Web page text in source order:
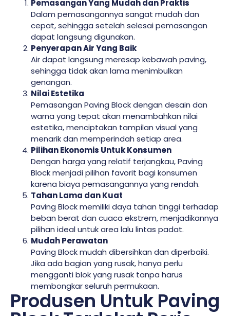
Pemasangan Yang Mudah dan Praktis
Dalam pemasangannya sangat mudah dan
cepat, sehingga setelah selesai pemasangan
dapat langsung digunakan.
Penyerapan Air Yang Baik
Air dapat langsung meresap kebawah paving,
sehingga tidak akan lama menimbulkan
genangan.
Nilai Estetika
Pemasangan Paving Block dengan desain dan
warna yang tepat akan menambahkan nilai
estetika, menciptakan tampilan visual yang
menarik dan memperindah setiap area.
Pilihan Ekonomis Untuk Konsumen
Dengan harga yang relatif terjangkau, Paving
Block menjadi pilihan favorit bagi konsumen
karena biaya pemasangannya yang rendah.
Tahan Lama dan Kuat
Paving Block memiliki daya tahan tinggi terhadap
beban berat dan cuaca ekstrem, menjadikannya
pilihan ideal untuk area lalu lintas padat.
Mudah Perawatan
Paving Block mudah dibersihkan dan diperbaiki.
Jika ada bagian yang rusak, hanya perlu
mengganti blok yang rusak tanpa harus
membongkar seluruh permukaan.
Produsen Untuk Paving